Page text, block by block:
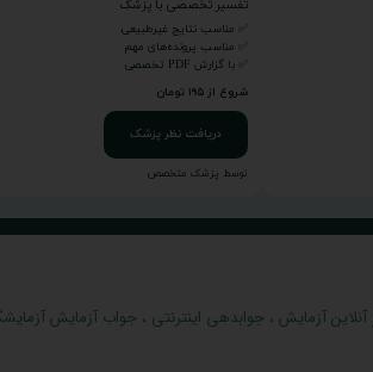
تفسیر تخصصی با پزشک
✅ مناسب نتایج غیرطبیعی
✅ مناسب پرونده‌های مهم
✅ با گزارش PDF تخصصی
شروع از ۱۹۵ تومان
دریافت نظر پزشک
توسط پزشک متخصص
آنلاین آزمایش ،جوابدهی اینترنتی ،جواب آزمایش